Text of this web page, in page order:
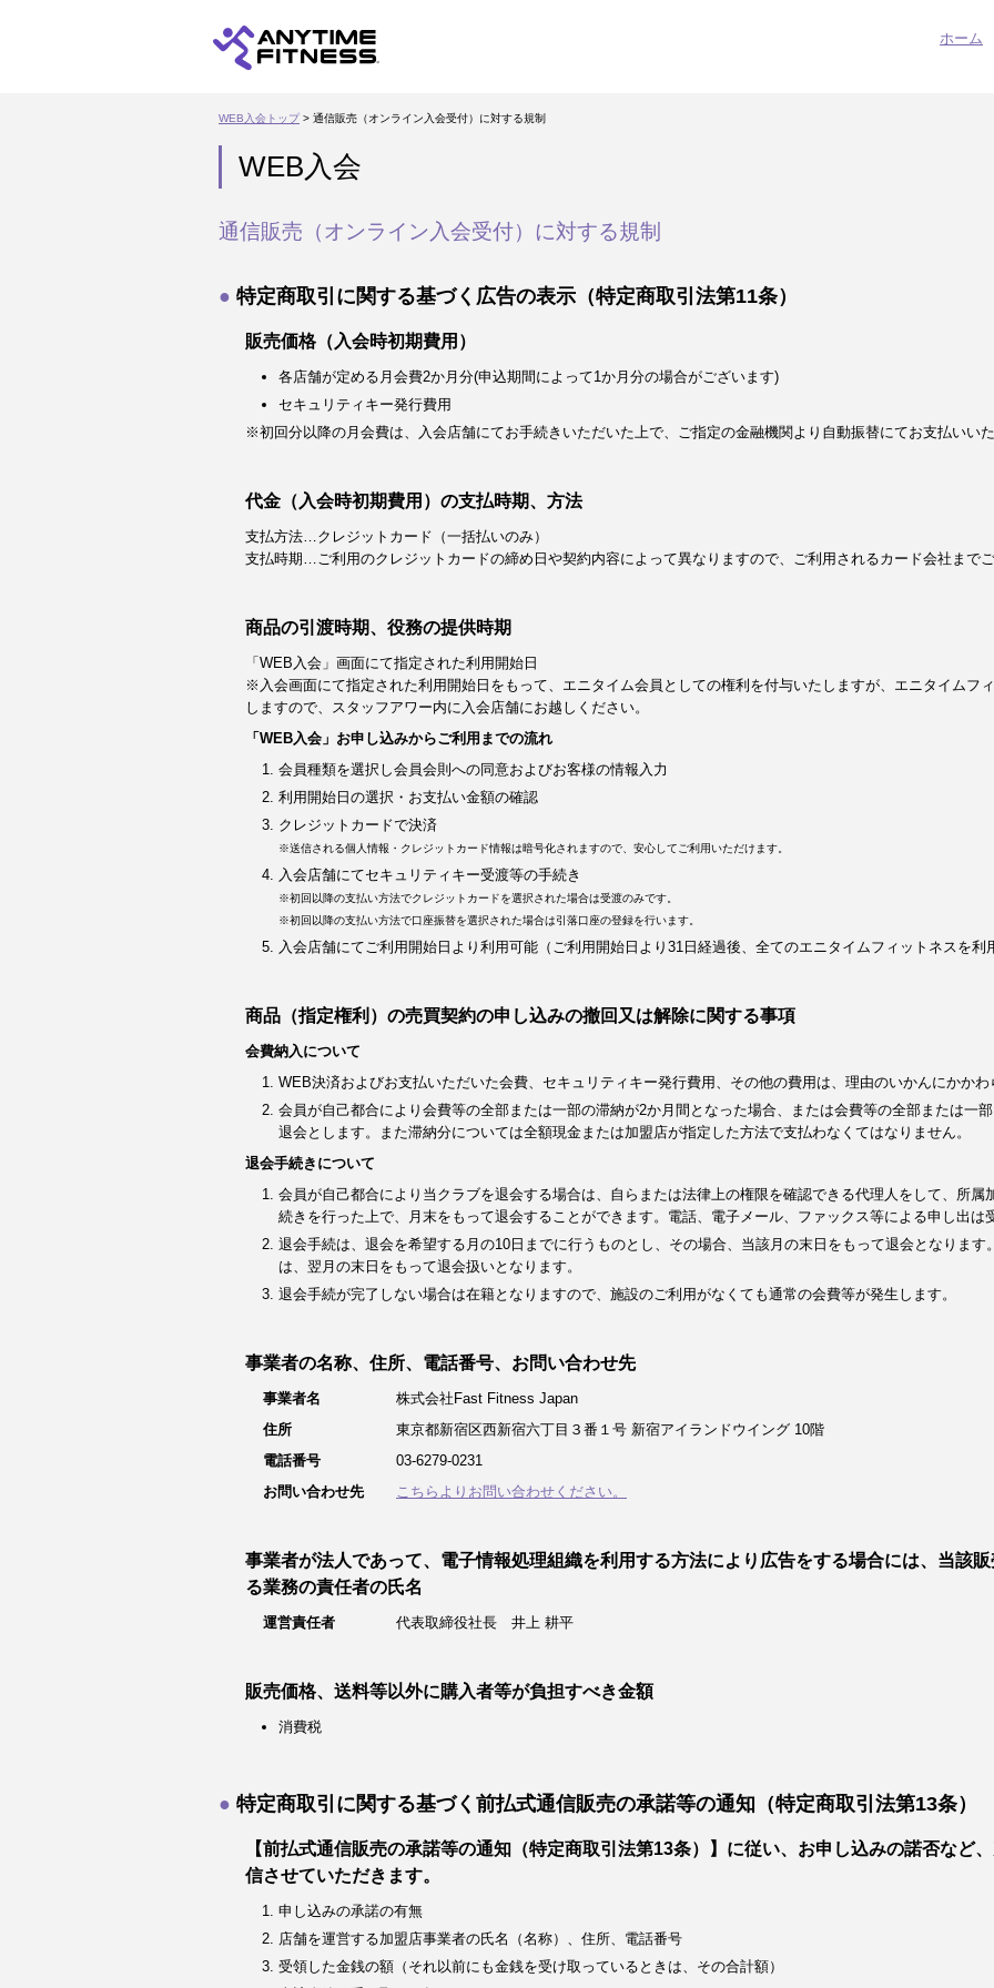
ホーム
WEB入会トップ> 通信販売（オンライン入会受付）に対する規制
WEB入会
通信販売（オンライン入会受付）に対する規制
特定商取引に関する基づく広告の表示（特定商取引法第11条）
販売価格（入会時初期費用）
各店舗が定める月会費2か月分(申込期間によって1か月分の場合がございます)
セキュリティキー発行費用
※初回分以降の月会費は、入会店舗にてお手続きいただいた上で、ご指定の金融機関より自動振替にてお支払いい
代金（入会時初期費用）の支払時期、方法
支払方法…クレジットカード（一括払いのみ）
支払時期…ご利用のクレジットカードの締め日や契約内容によって異なりますので、ご利用されるカード会社まで
商品の引渡時期、役務の提供時期
「WEB入会」画面にて指定された利用開始日
※入会画面にて指定された利用開始日をもって、エニタイム会員としての権利を付与いたしますが、エニタイムフ
しますので、スタッフアワー内に入会店舗にお越しください。
「WEB入会」お申し込みからご利用までの流れ
会員種類を選択し会員会則への同意およびお客様の情報入力
利用開始日の選択・お支払い金額の確認
クレジットカードで決済
※送信される個人情報・クレジットカード情報は暗号化されますので、安心してご利用いただけます。
入会店舗にてセキュリティキー受渡等の手続き
※初回以降の支払い方法でクレジットカードを選択された場合は受渡のみです。
※初回以降の支払い方法で口座振替を選択された場合は引落口座の登録を行います。
入会店舗にてご利用開始日より利用可能（ご利用開始日より31日経過後、全てのエニタイムフィットネスを利
商品（指定権利）の売買契約の申し込みの撤回又は解除に関する事項
会費納入について
WEB決済およびお支払いただいた会費、セキュリティキー発行費用、その他の費用は、理由のいかんにかか
会員が自己都合により会費等の全部または一部の滞納が2か月間となった場合、または会費等の全部または一
退会とします。また滞納分については全額現金または加盟店が指定した方法で支払わなくてはなりません。
退会手続きについて
会員が自己都合により当クラブを退会する場合は、自らまたは法律上の権限を確認できる代理人をして、所
続きを行った上で、月末をもって退会することができます。電話、電子メール、ファックス等による申し出は
退会手続は、退会を希望する月の10日までに行うものとし、その場合、当該月の末日をもって退会となりま
は、翌月の末日をもって退会扱いとなります。
退会手続が完了しない場合は在籍となりますので、施設のご利用がなくても通常の会費等が発生します。
事業者の名称、住所、電話番号、お問い合わせ先
事業者名
株式会社Fast Fitness Japan
住所
東京都新宿区西新宿六丁目３番１号 新宿アイランドウイング 10階
電話番号
03-6279-0231
お問い合わせ先
こちらよりお問い合わせください。
事業者が法人であって、電子情報処理組織を利用する方法により広告をする場合には、当該
る業務の責任者の氏名
運営責任者 代表取締役社長 井上 耕平
販売価格、送料等以外に購入者等が負担すべき金額
消費税
特定商取引に関する基づく前払式通信販売の承諾等の通知（特定商取引法第13条）
【前払式通信販売の承諾等の通知（特定商取引法第13条）】に従い、お申し込みの諾否など
信させていただきます。
申し込みの承諾の有無
店舗を運営する加盟店事業者の氏名（名称）、住所、電話番号
受領した金銭の額（それ以前にも金銭を受け取っているときは、その合計額）